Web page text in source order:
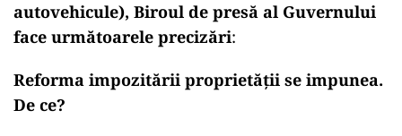
autovehicule), Biroul de presă al Guvernului
face următoarele precizări:
Reforma impozitării proprietății se impunea.
De ce?